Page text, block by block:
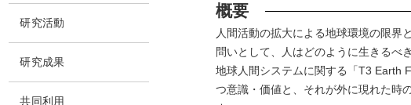
運営体制・方針
社会連携
研究活動
スタッフ一覧
研究成果
共同利用
概要
人間活動の拡大による地球環境の限界
問いとして、人はどのように生きるべ
地球人間システムに関する「T3 Earth
つ意識・価値と、それが外に現れた時